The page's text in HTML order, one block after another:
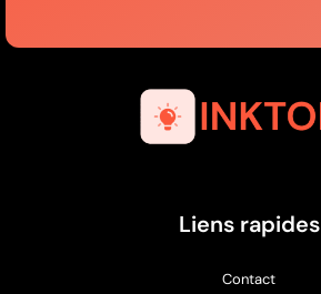
Liens rapides
Contact